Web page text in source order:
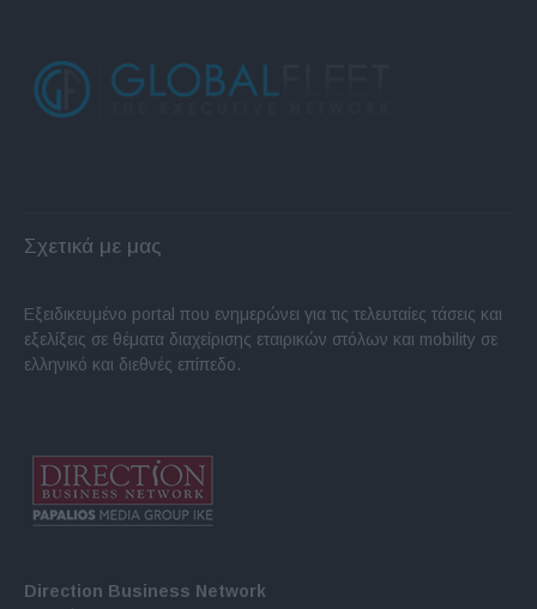
Σχετικά με μας
Εξειδικευμένο portal που ενημερώνει για τις τελευταίες τάσεις και
εξελίξεις σε θέματα διαχείρισης εταιρικών στόλων και mobility σε
ελληνικό και διεθνές επίπεδο.
Direction Business Network